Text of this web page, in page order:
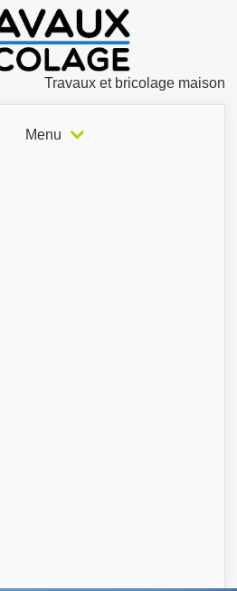
Travaux et bricolage maison
Menu